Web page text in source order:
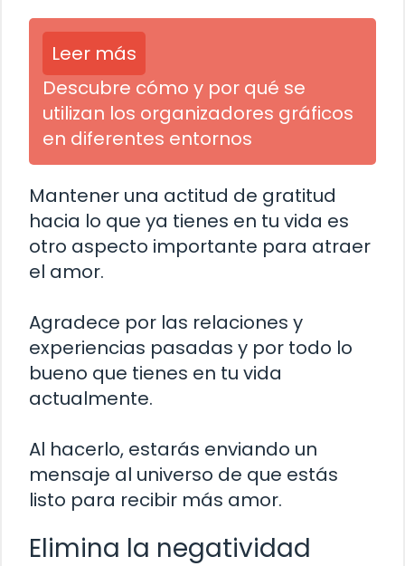
Leer más
Descubre cómo y por qué se
utilizan los organizadores gráficos
en diferentes entornos
Mantener una actitud de gratitud
hacia lo que ya tienes en tu vida es
otro aspecto importante para atraer
el amor.
Agradece por las relaciones y
experiencias pasadas y por todo lo
bueno que tienes en tu vida
actualmente.
Al hacerlo, estarás enviando un
mensaje al universo de que estás
listo para recibir más amor.
Elimina la negatividad